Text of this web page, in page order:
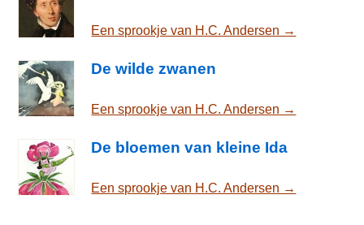
Een sprookje van H.C. Andersen →
De wilde zwanen
Een sprookje van H.C. Andersen →
De bloemen van kleine Ida
Een sprookje van H.C. Andersen →